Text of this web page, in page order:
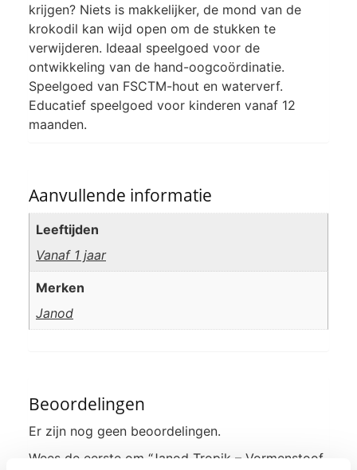
krijgen? Niets is makkelijker, de mond van de
krokodil kan wijd open om de stukken te
verwijderen. Ideaal speelgoed voor de
ontwikkeling van de hand-oogcoördinatie.
Speelgoed van FSCTM-hout en waterverf.
Educatief speelgoed voor kinderen vanaf 12
maanden.
Aanvullende informatie
Leeftijden
Vanaf 1 jaar
Merken
Janod
Beoordelingen
Er zijn nog geen beoordelingen.
Wees de eerste om “Janod Tropik – Vormenstoof